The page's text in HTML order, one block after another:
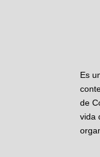
Es
de
vida